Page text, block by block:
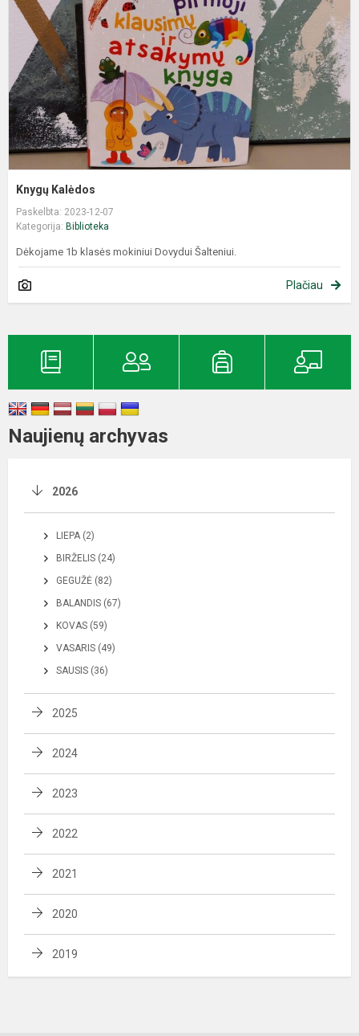
Knygų Kalėdos
Paskelbta: 2023-12-07
Kategorija: Biblioteka
Dėkojame 1b klasės mokiniui Dovydui Šalteniui.
Plačiau
Naujienų archyvas
2026
LIEPA (2)
BIRŽELIS (24)
GEGUŽĖ (82)
BALANDIS (67)
KOVAS (59)
VASARIS (49)
SAUSIS (36)
2025
2024
2023
2022
2021
2020
2019